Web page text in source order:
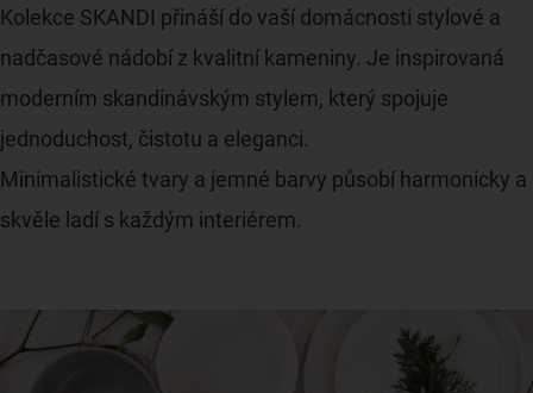
Kolekce SKANDI přináší do vaší domácnosti stylové a
nadčasové nádobí z kvalitní kameniny. Je inspirovaná
moderním skandinávským stylem, který spojuje
jednoduchost, čistotu a eleganci.
Minimalistické tvary a jemné barvy působí harmonicky a
skvěle ladí s každým interiérem.